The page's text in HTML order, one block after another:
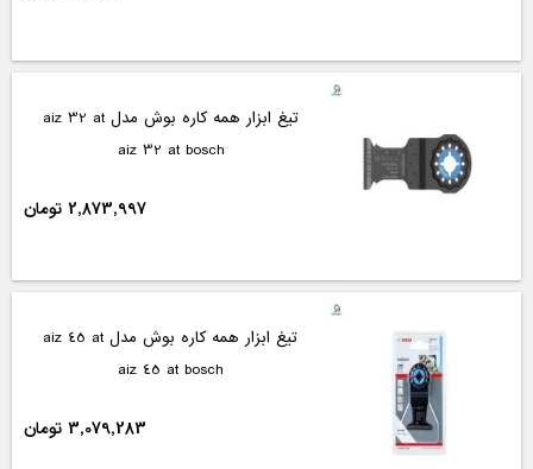
تیغ ابزار همه کاره بوش مدل aiz 32 at
aiz 32 at bosch
2,873,997 تومان
تیغ ابزار همه کاره بوش مدل aiz 45 at
aiz 45 at bosch
3,079,283 تومان